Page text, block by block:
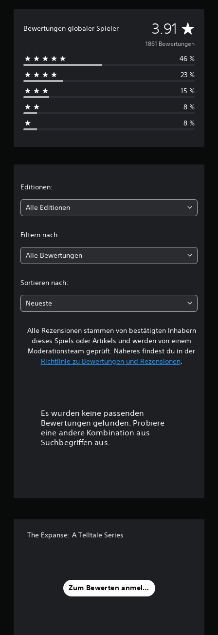
Bewertungen globaler Spieler 3.91 D
u
r
c
l
i
h
e
B
e
:
3
1861 Bewertungen
46 %
23 %
15 %
8 %
8 %
Editionen:
Alle Editionen
Filtern nach:
Alle Bewertungen
Sortieren nach:
Neueste
Alle Rezensionen stammen von bestätigten Inhabern
dieses Spiels oder Artikels und werden von einem
Moderationsteam geprüft. Näheres findest du in der
Richtlinie zu Bewertungen und Rezensionen.
Es wurden keine passenden
Bewertungen gefunden. Probiere
eine andere Kombination aus
Suchbegriffen aus.
The Expanse: A Telltale Series
Zum Bewerten anmelden